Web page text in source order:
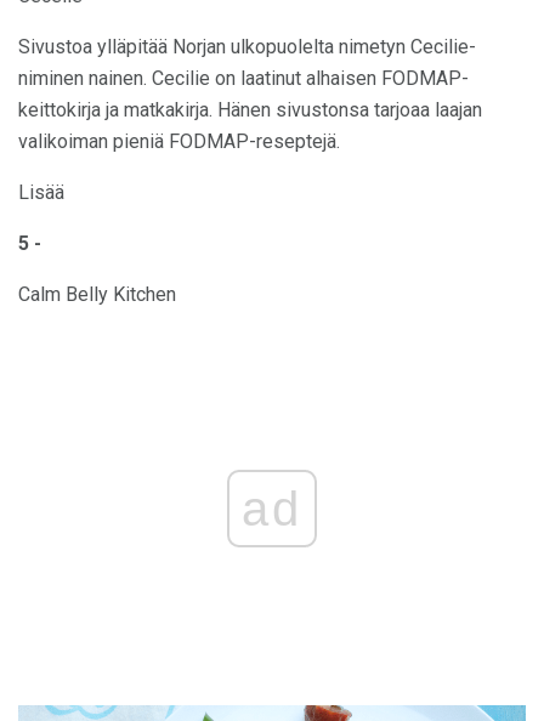
Sivustoa ylläpitää Norjan ulkopuolelta nimetyn Cecilie-
niminen nainen. Cecilie on laatinut alhaisen FODMAP-
keittokirja ja matkakirja. Hänen sivustonsa tarjoaa laajan
valikoiman pieniä FODMAP-reseptejä.
Lisää
5 -
Calm Belly Kitchen
ad